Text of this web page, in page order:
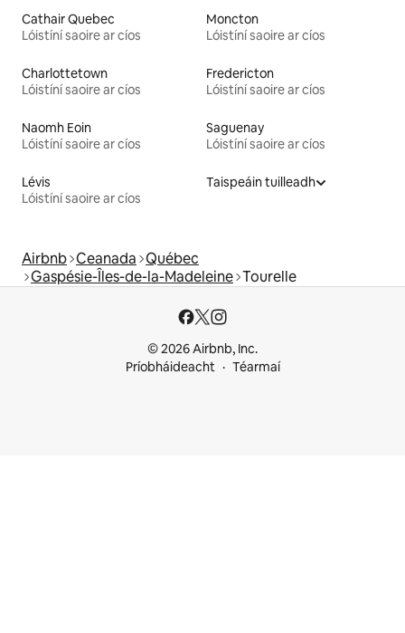
Cathair Quebec
Lóistíní saoire ar cíos
Moncton
Lóistíní saoire ar cíos
Charlottetown
Lóistíní saoire ar cíos
Fredericton
Lóistíní saoire ar cíos
Naomh Eoin
Lóistíní saoire ar cíos
Saguenay
Lóistíní saoire ar cíos
Lévis
Lóistíní saoire ar cíos
Taispeáin tuilleadh
Airbnb Ceanada Québec
Gaspésie-Îles-de-la-Madeleine Tourelle
© 2026 Airbnb, Inc.
Príobháideacht
Téarmaí